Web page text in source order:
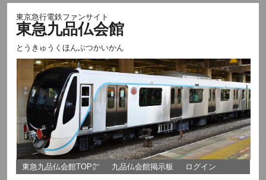
東京急行電鉄ファンサイト
東急九品仏会館
とうきゅうくほんぶつかいかん
東急九品仏会館TOP㌻ 九品仏会館掲示板 ログイン